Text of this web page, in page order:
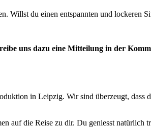
Willst du einen entspannten und lockeren
uns dazu eine Mitteilung in der
in Leipzig. Wir sind überzeugt,
auf die Reise zu dir. Du geniesst natürlich